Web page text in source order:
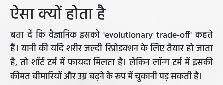
ऐसा क्यों होता है
बता दें कि वैज्ञानिक इसको 'evolutionary trade-off' कहते
हैं। यानी की यदि शरीर जल्दी रिप्रोडक्शन के लिए तैयार हो जाता
है, तो शॉर्ट टर्म में फायदा मिलता है। लेकिन लॉन्ग टर्म में इसकी
कीमत बीमारियों और उम्र बढ़ने के रूप में चुकानी पड़ सकती है।